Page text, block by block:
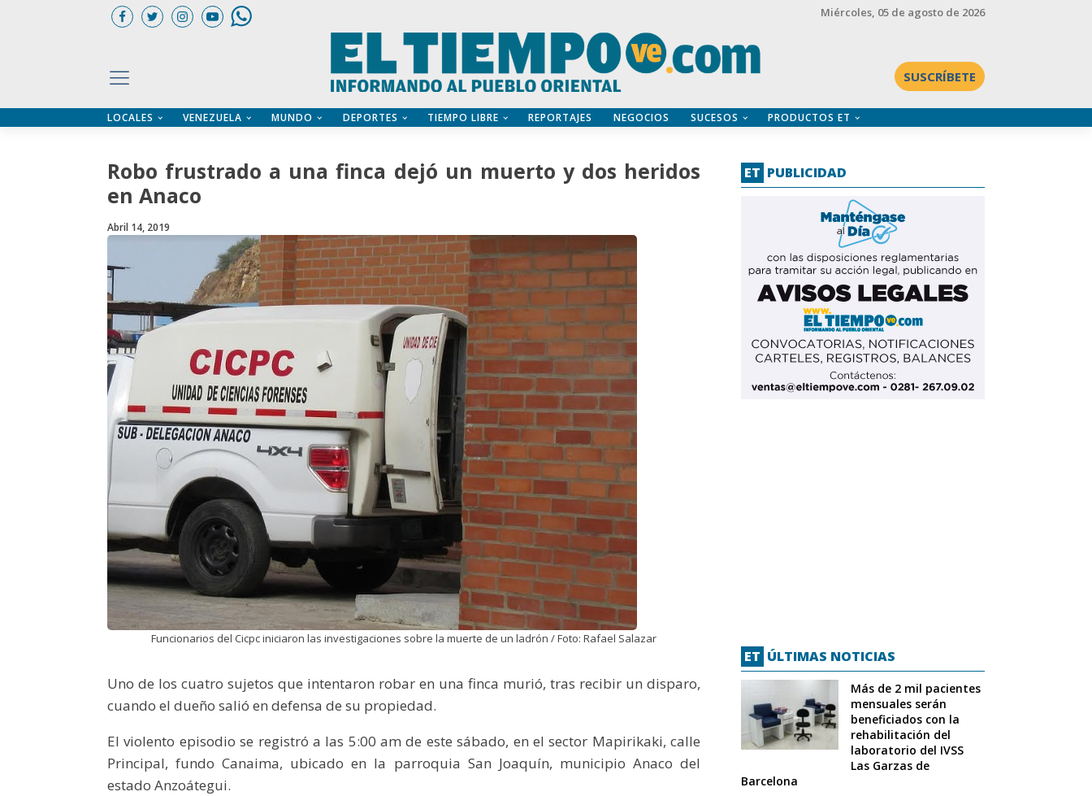
Miércoles, 05 de agosto de 2026
SUSCRÍBETE
LOCALES VENEZUELA MUNDO DEPORTES TIEMPO LIBRE REPORTAJES NEGOCIOS SUCESOS PRODUCTOS ET
Robo frustrado a una finca dejó un muerto y dos heridos
en Anaco
Abril 14, 2019
Funcionarios del Cicpc iniciaron las investigaciones sobre la muerte de un ladrón / Foto: Rafael Salazar
Uno de los cuatro sujetos que intentaron robar en una finca murió, tras recibir un disparo,
cuando el dueño salió en defensa de su propiedad.
El violento episodio se registró a las 5:00 am de este sábado, en el sector Mapirikaki, calle
Principal, fundo Canaima, ubicado en la parroquia San Joaquín, municipio Anaco del
estado Anzoátegui.
ET PUBLICIDAD
ET ÚLTIMAS NOTICIAS
Más de 2 mil pacientes
mensuales serán
beneficiados con la
rehabilitación del
laboratorio del IVSS
Las Garzas de
Barcelona